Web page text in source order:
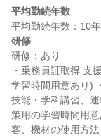
平均勤続年数
研修
研修：あり
・乗務員証取得 支
学習時間用意あり)
技能・学科講習、
策用の学習時間用
客、機材の使用方